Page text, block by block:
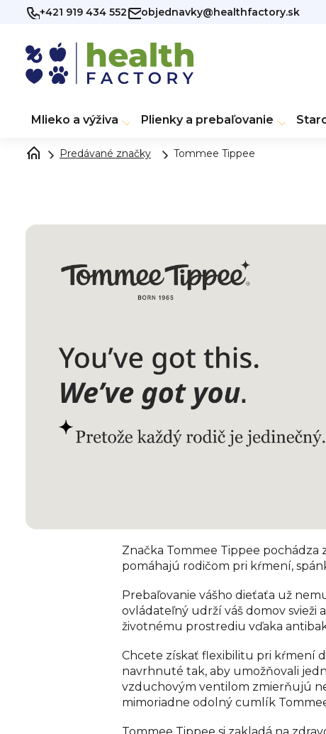
Prejsť +421 919 434 552 objednavky@healthfactory.sk
Mlieko a výživa Plienky a prebaľovanie
Predávané značky Tommee Tippee
Značka Tommee Tippee pochádza
pomáhajú rodičom pri kŕmení,
Prebaľovanie vášho dieťaťa už
ovládateľný udrží váš domov svieži
životnému prostrediu vďaka
Chcete získať flexibilitu pri kŕmení
navrhnuté tak, aby umožňovali
vzduchovým ventilom zmierňujú
mimoriadne odolný cumlík